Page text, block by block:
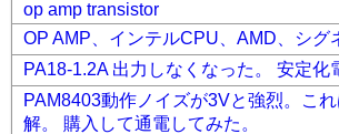
op amp transistor
OP AMP、インテルCPU、AMD、シグ
PA18-1.2A 出力しなくなった。 安定化
PAM8403動作ノイズが3Vと強烈。こ
解。 購入して通電してみた。